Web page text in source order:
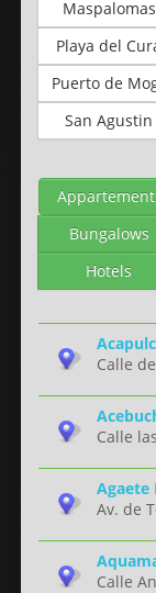
Maspalomas
Playa del
Puerto de
San Agustin
Bungalows
Hotels
Calle
Calle
Agaete
Av. de
Calle